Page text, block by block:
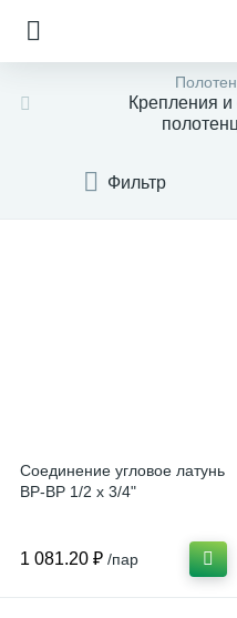
Крепления
Фильтр
Соединение угловое латунь
ВР-ВР 1/2 х 3/4"
1 081.20 ₽ /пар